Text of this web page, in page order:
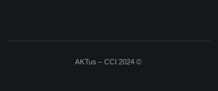
AKTus – CCI 2024 ©